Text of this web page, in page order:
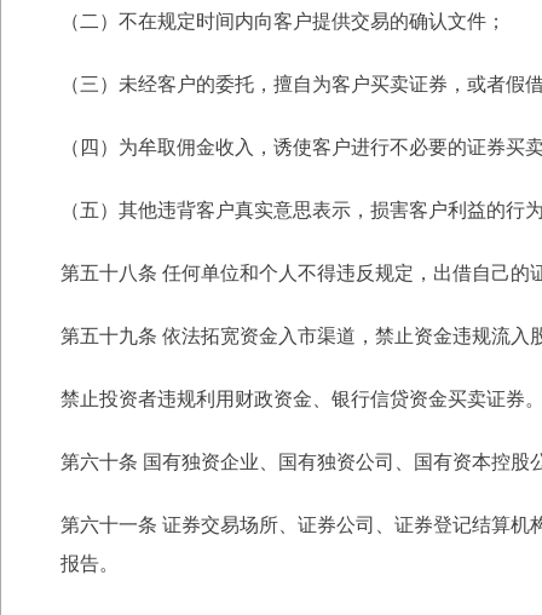
（二）不在规定时间内向客户提供交易的确认文件；
（三）未经客户的委托，擅自为客户买卖证券，或者假
（四）为牟取佣金收入，诱使客户进行不必要的证券买
（五）其他违背客户真实意思表示，损害客户利益的行
第五十八条 任何单位和个人不得违反规定，出借自己的
第五十九条 依法拓宽资金入市渠道，禁止资金违规流入
禁止投资者违规利用财政资金、银行信贷资金买卖证券
第六十条 国有独资企业、国有独资公司、国有资本控股
第六十一条 证券交易场所、证券公司、证券登记结算
报告。